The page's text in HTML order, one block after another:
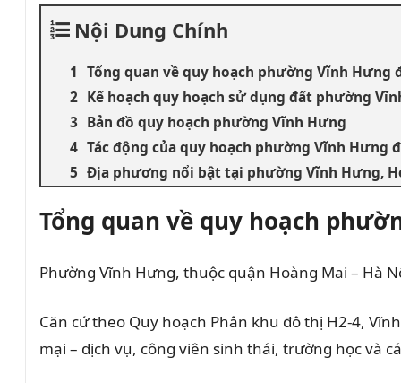
Nội Dung Chính
Tổng quan về quy hoạch phường Vĩnh Hưng
Kế hoạch quy hoạch sử dụng đất phường
Bản đồ quy hoạch phường Vĩnh Hưng
Tác động của quy hoạch phường Vĩnh
Địa phương nổi bật tại phường Vĩnh Hưng,
Tổng quan về quy hoạch
Phường Vĩnh Hưng, thuộc quận Hoàng Mai – Hà
Căn cứ theo Quy hoạch Phân khu đô thị H2-4,
mại – dịch vụ, công viên sinh thái, trường học và